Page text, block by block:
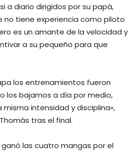
a diario dirigidos por su papá,
no tiene experiencia como piloto
es un amante de la velocidad y
a su pequeño para que
los entrenamientos fueron
los bajamos a día por medio,
intensidad y disciplina»,
tras el final.
las cuatro mangas por el